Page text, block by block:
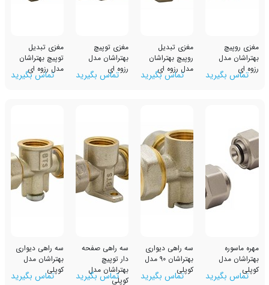
مغزی تبدیل
روپیچ بهتراشان
مدل رزوه ای
تماس بگیرید
مغزی توپیچ
بهتراشان مدل
رزوه ای
تماس بگیرید
مغزی تبدیل
توپیچ بهتراشان
مدل رزوه ای
تماس بگیرید
سه راهی دیواری
کوپلیتماس بگیرید
سه راهی صفحه
دار توپیچ
بهتراشان مدل
کوپلیتماس بگیرید
سه راهی دیواری
بهتراشان مدل
کوپلیتماس بگیرید